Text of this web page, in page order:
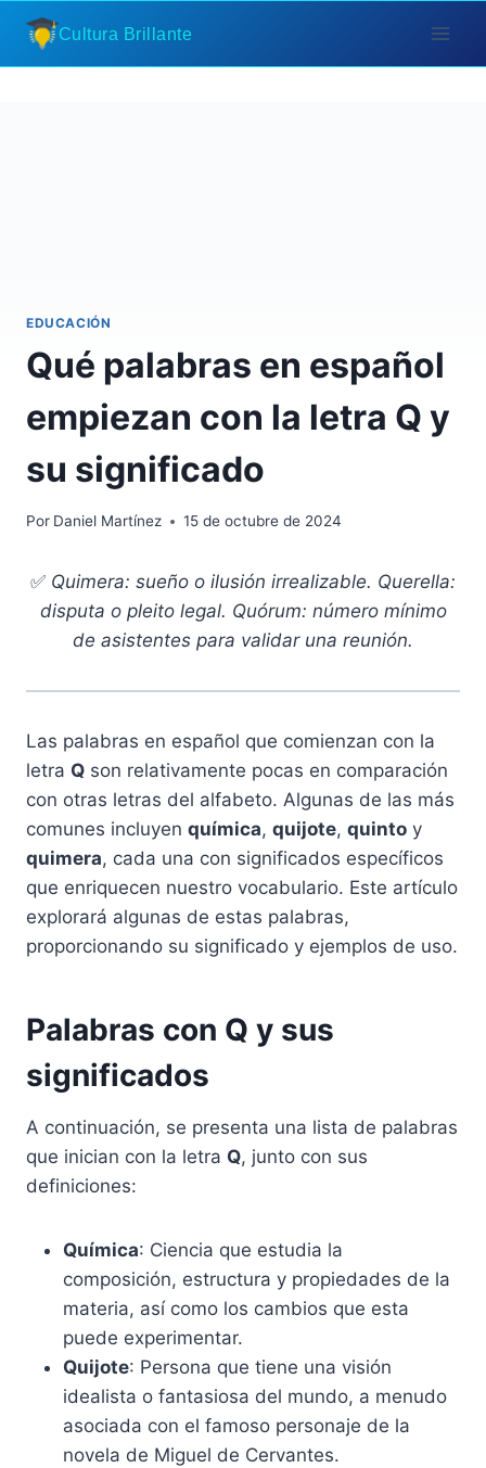
Saltar
contenido
Cultura Brillante
EDUCACIÓN
Qué palabras en español
empiezan con la letra Q y
su significado
Por Daniel Martínez 15 de octubre de 2024
✅ Quimera: sueño o ilusión irrealizable. Querella:
disputa o pleito legal. Quórum: número mínimo
de asistentes para validar una reunión.
Las palabras en español que comienzan con la
letra Q son relativamente pocas en comparación
con otras letras del alfabeto. Algunas de las más
comunes incluyen química, quijote, quinto y
quimera, cada una con significados específicos
que enriquecen nuestro vocabulario. Este artículo
explorará algunas de estas palabras,
proporcionando su significado y ejemplos de uso.
Palabras con Q y sus
significados
A continuación, se presenta una lista de palabras
que inician con la letra Q, junto con sus
definiciones:
Química: Ciencia que estudia la
composición, estructura y propiedades de la
materia, así como los cambios que esta
puede experimentar.
Quijote: Persona que tiene una visión
idealista o fantasiosa del mundo, a menudo
asociada con el famoso personaje de la
novela de Miguel de Cervantes.